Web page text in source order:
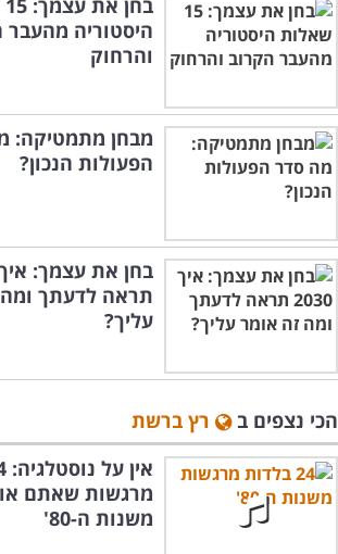
היסטוריה מהעבר
והרחוק
מבחן מתמטיקה:
הפעולות הנכון?
תראה לדעתך
עליך?
הכי נצפים ב
רץ ברשת
מרגשות שאתם
משנות ה-80'